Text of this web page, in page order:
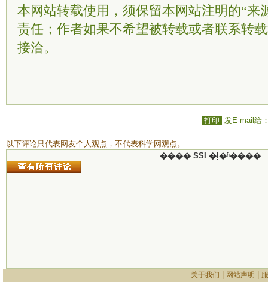
本网站转载使用，须保留本网站注明的“来
责任；作者如果不希望被转载或者联系转
接洽。
打印 发E-mail给
以下评论只代表网友个人观点，不代表科学网观点。
���� SSI �ļ�ʱ����
关于我们 网站声明